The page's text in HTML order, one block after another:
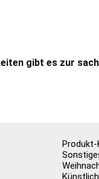
gibt es zur
Produkt-